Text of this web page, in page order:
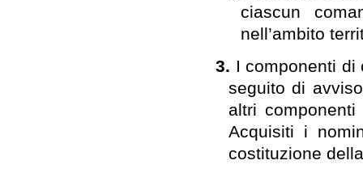
ciascun
nell’ambito
3. I componenti
seguito di
altri
Acquisiti i
costituzione